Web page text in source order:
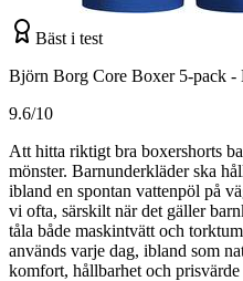
Bäst i test
Björn Borg Core Boxer 5-pack
9.6/10
Att hitta riktigt bra boxershorts
mönster. Barnunderkläder ska
ibland en spontan vattenpöl på
vi ofta, särskilt när det gäller
tåla både maskintvätt och
används varje dag, ibland som
komfort, hållbarhet och